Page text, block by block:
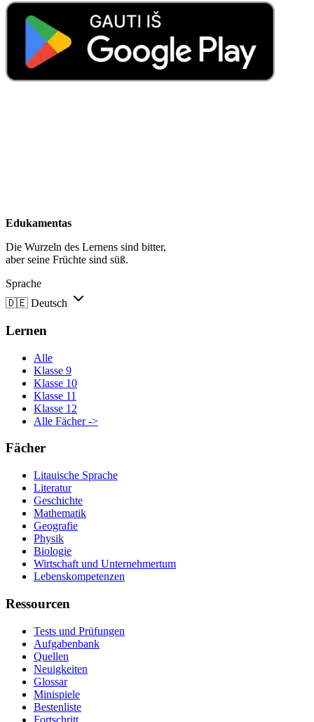
Edukamentas
Die Wurzeln des Lernens sind bitter,
aber seine Früchte sind süß.
Sprache
🇩🇪 Deutsch
Lernen
Alle
Klasse 9
Klasse 10
Klasse 11
Klasse 12
Alle Fächer ->
Fächer
Litauische Sprache
Literatur
Geschichte
Mathematik
Geografie
Physik
Biologie
Wirtschaft und Unternehmertum
Lebenskompetenzen
Ressourcen
Tests und Prüfungen
Aufgabenbank
Quellen
Neuigkeiten
Glossar
Minispiele
Bestenliste
Fortschritt